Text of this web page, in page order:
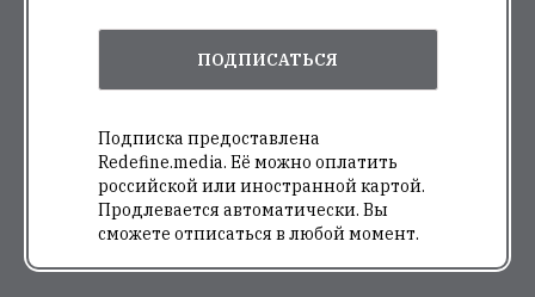
ПОДПИСАТЬСЯ
Подписка предоставлена
Redefine.media. Её можно оплатить
российской или иностранной картой.
Продлевается автоматически. Вы
сможете отписаться в любой момент.